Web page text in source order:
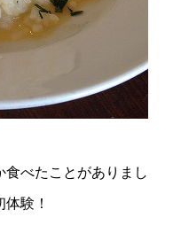
食べたことがありまし
験！